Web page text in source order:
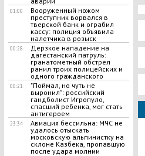
01:00
Вооруженный ножом
преступник ворвался в
тверской банк и ограбил
кассу: полиция объявила
налетчика в розыск
00:28
Дерзкое нападение на
дагестанский патруль:
гранатометный обстрел
ранил троих полицейских и
одного гражданского
00:21
"Поймал, но чуть не
выронил": российский
гандболист Игропуло,
спасший ребенка, мог стать
антигероем
23:34
Авиация бессильна: МЧС не
удалось отыскать
московскую альпинистку на
склоне Казбека, пропавшую
после удара молнии